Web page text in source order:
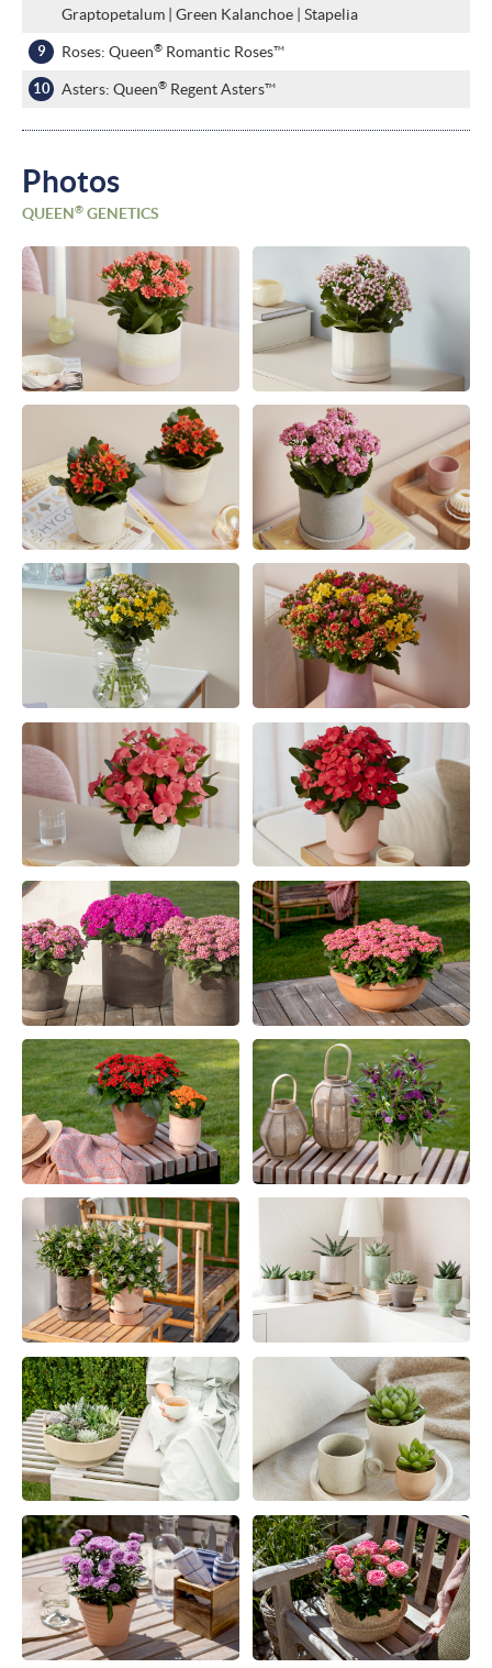
Graptopetalum | Green Kalanchoe | Stapelia
Roses: Queen® Romantic Roses™
Asters: Queen® Regent Asters™
Photos
QUEEN® GENETICS